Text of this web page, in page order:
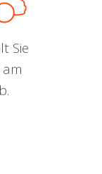
Sie